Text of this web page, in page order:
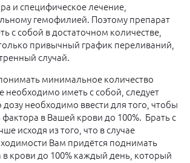
и специфическое лечение,
гемофилией. Поэтому препарат
с собой в достаточном количестве,
привычный график переливаний,
случай.
минимальное количество
необходимо иметь с собой, следует
дозу необходимо ввести для того, чтобы
фактора в Вашей крови до 100%. Брать с
исходя из того, что в случае
Вам придётся поднимать
в крови до 100% каждый день, который